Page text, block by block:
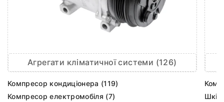
Агрегати кліматичної системи (126)
Компресор кондиціонера (119)
Компресор електромобіля (7)
Шків